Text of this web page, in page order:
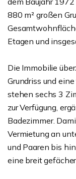
880 m² großen
Etagen und
Die Immobilie
Grundriss und
stehen sechs 3
zur Verfügung,
Badezimmer.
Vermietung an
und Paaren bis
eine breit